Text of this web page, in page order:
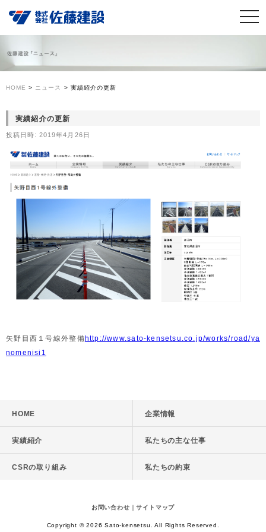
HOME > ニュース > 実績紹介の更新
実績紹介の更新
投稿日時:2019年4月26日
矢野目西１号線外整備http://www.sato-kensetsu.co.jp/works/road/ya
nomenisi1
HOME 企業情報
実績紹介 私たちの主な仕事
CSRの取り組み 私たちの約束
お問い合わせ ｜サイトマップ
Copyright © 2026 Sato-kensetsu. All Rights Reserved.